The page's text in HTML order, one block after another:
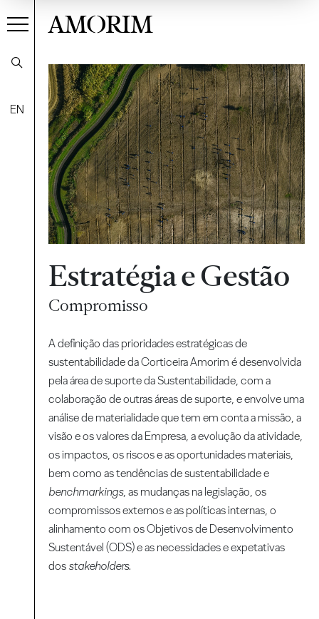
EN
AMORIM
Estratégia e Gestão
Compromisso
A definição das prioridades estratégicas de
sustentabilidade da Corticeira Amorim é desenvolvida
pela área de suporte da Sustentabilidade, com a
colaboração de outras áreas de suporte, e envolve uma
análise de materialidade que tem em conta a missão, a
visão e os valores da Empresa, a evolução da atividade,
os impactos, os riscos e as oportunidades materiais,
bem como as tendências de sustentabilidade e
benchmarkings, as mudanças na legislação, os
compromissos externos e as políticas internas, o
alinhamento com os Objetivos de Desenvolvimento
Sustentável (ODS) e as necessidades e expetativas
dos stakeholders.